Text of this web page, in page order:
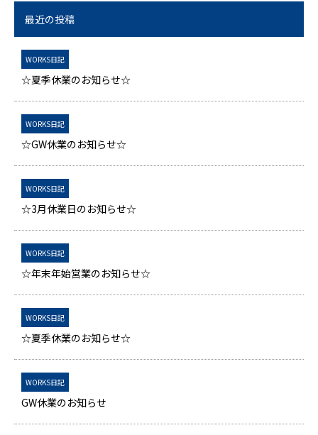
最近の投稿
WORKS日記
☆夏季休業のお知らせ☆
WORKS日記
☆GW休業のお知らせ☆
WORKS日記
☆3月休業日のお知らせ☆
WORKS日記
☆年末年始営業のお知らせ☆
WORKS日記
☆夏季休業のお知らせ☆
WORKS日記
GW休業のお知らせ